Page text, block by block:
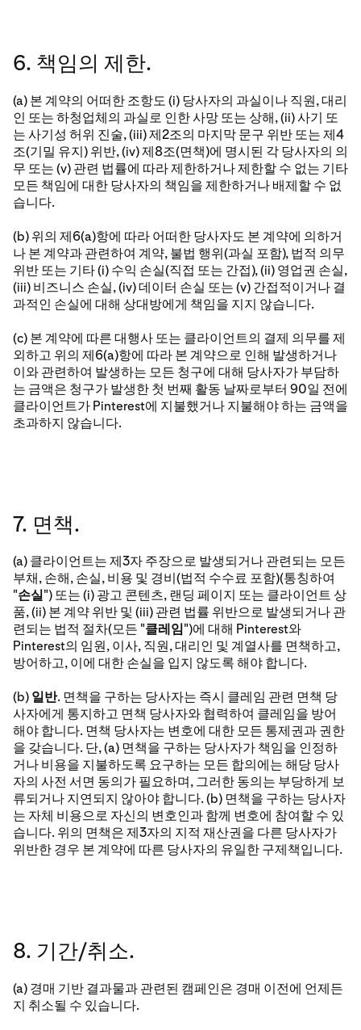
6. 책임의 제한.
(a) 본 계약의 어떠한 조항도 (i) 당사자의 과실이나 직원, 대리
인 또는 하청업체의 과실로 인한 사망 또는 상해, (ii) 사기 또
는 사기성 허위 진술, (iii) 제2조의 마지막 문구 위반 또는 제4
조(기밀 유지) 위반, (iv) 제8조(면책)에 명시된 각 당사자의 의
무 또는 (v) 관련 법률에 따라 제한하거나 제한할 수 없는 기타
모든 책임에 대한 당사자의 책임을 제한하거나 배제할 수 없
습니다.
(b) 위의 제6(a)항에 따라 어떠한 당사자도 본 계약에 의하거
나 본 계약과 관련하여 계약, 불법 행위(과실 포함), 법적 의무
위반 또는 기타 (i) 수익 손실(직접 또는 간접), (ii) 영업권 손실,
(iii) 비즈니스 손실, (iv) 데이터 손실 또는 (v) 간접적이거나 결
과적인 손실에 대해 상대방에게 책임을 지지 않습니다.
(c) 본 계약에 따른 대행사 또는 클라이언트의 결제 의무를 제
외하고 위의 제6(a)항에 따라 본 계약으로 인해 발생하거나
이와 관련하여 발생하는 모든 청구에 대해 당사자가 부담하
는 금액은 청구가 발생한 첫 번째 활동 날짜로부터 90일 전에
클라이언트가 Pinterest에 지불했거나 지불해야 하는 금액을
초과하지 않습니다.
7. 면책.
(a) 클라이언트는 제3자 주장으로 발생되거나 관련되는 모든
부채, 손해, 손실, 비용 및 경비(법적 수수료 포함)(통칭하여
"손실") 또는 (i) 광고 콘텐츠, 랜딩 페이지 또는 클라이언트 상
품, (ii) 본 계약 위반 및 (iii) 관련 법률 위반으로 발생되거나 관
련되는 법적 절차(모든 "클레임")에 대해 Pinterest와
Pinterest의 임원, 이사, 직원, 대리인 및 계열사를 면책하고,
방어하고, 이에 대한 손실을 입지 않도록 해야 합니다.
(b) 일반. 면책을 구하는 당사자는 즉시 클레임 관련 면책 당
사자에게 통지하고 면책 당사자와 협력하여 클레임을 방어
해야 합니다. 면책 당사자는 변호에 대한 모든 통제권과 권한
을 갖습니다. 단, (a) 면책을 구하는 당사자가 책임을 인정하
거나 비용을 지불하도록 요구하는 모든 합의에는 해당 당사
자의 사전 서면 동의가 필요하며, 그러한 동의는 부당하게 보
류되거나 지연되지 않아야 합니다. (b) 면책을 구하는 당사자
는 자체 비용으로 자신의 변호인과 함께 변호에 참여할 수 있
습니다. 위의 면책은 제3자의 지적 재산권을 다른 당사자가
위반한 경우 본 계약에 따른 당사자의 유일한 구제책입니다.
8. 기간/취소.
(a) 경매 기반 결과물과 관련된 캠페인은 경매 이전에 언제든
지 취소될 수 있습니다.